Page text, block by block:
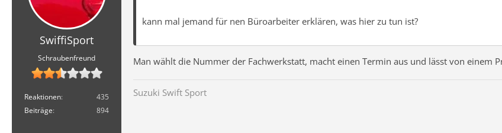
SwiffiSport
Schraubenfreund
Reaktionen
435
Beiträge
894
kann mal jemand für nen Büroarbeiter erklären, was hier zu tun ist?
Man wählt die Nummer der Fachwerkstatt, macht einen Termin aus und lässt von einem
Suzuki Swift Sport